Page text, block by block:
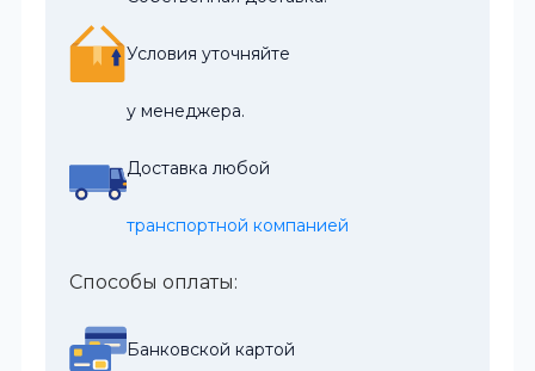
Условия уточняйте
у менеджера.
Доставка любой
транспортной компанией
Способы оплаты:
Банковской картой